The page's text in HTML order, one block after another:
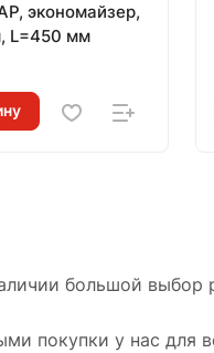
экономайзер,
L=450 мм
большой выбор
покупки у нас для